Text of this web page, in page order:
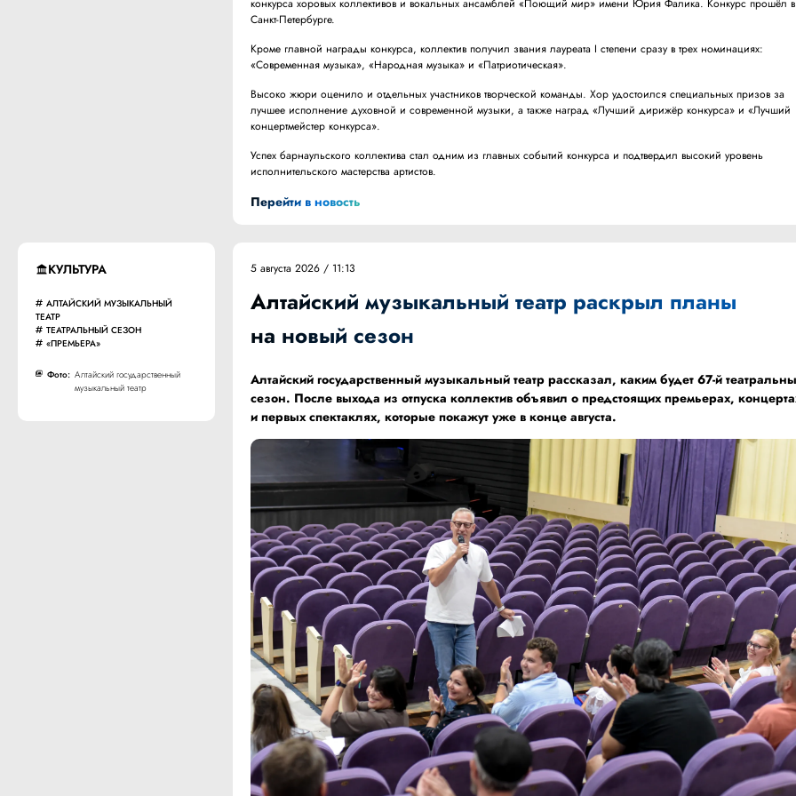
конкурса хоровых коллективов и вокальных ансамблей «Поющий мир» имени Юрия Фалика. Конкурс прошёл в
Санкт-Петербурге.
Кроме главной награды конкурса, коллектив получил звания лауреата I степени сразу в трех номинациях:
«Современная музыка», «Народная музыка» и «Патриотическая».
Высоко жюри оценило и отдельных участников творческой команды. Хор удостоился специальных призов за
лучшее исполнение духовной и современной музыки, а также наград «Лучший дирижёр конкурса» и «Лучший
концертмейстер конкурса».
Успех барнаульского коллектива стал одним из главных событий конкурса и подтвердил высокий уровень
исполнительского мастерства артистов.
Перейти в новость
КУЛЬТУРА
АЛТАЙСКИЙ МУЗЫКАЛЬНЫЙ
ТЕАТР
ТЕАТРАЛЬНЫЙ СЕЗОН
«ПРЕМЬЕРА»
Фото: Алтайский государственный
музыкальный театр
5 августа 2026 / 11:13
Алтайский музыкальный театр раскрыл планы
на новый сезон
Алтайский государственный музыкальный театр рассказал, каким будет 67-й
сезон. После выхода из отпуска коллектив объявил о предстоящих премьерах,
и первых спектаклях, которые покажут уже в конце августа.